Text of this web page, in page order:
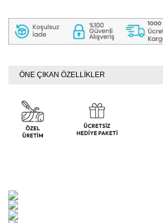
ÖNE ÇIKAN ÖZELLİKLER